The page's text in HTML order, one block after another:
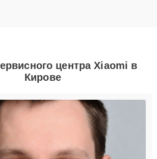
центра Xiaomi в
Кирове